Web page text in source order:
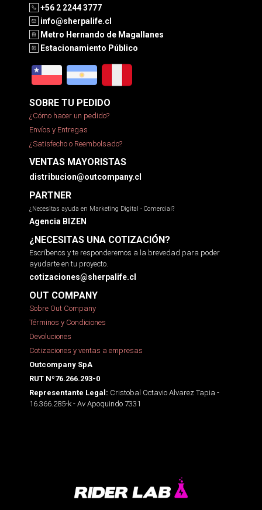
+56 2 2244 3777
info@sherpalife.cl
Metro Hernando de Magallanes
Estacionamiento Público
SOBRE TU PEDIDO
¿Cómo hacer un pedido?
Envíos y Entregas
¿Satisfecho o Reembolsado?
VENTAS MAYORISTAS
distribucion@outcompany.cl
PARTNER
¿Necesitas ayuda en Marketing Digital - Comercial?
Agencia BIZEN
¿NECESITAS UNA COTIZACIÓN?
Escríbenos y te responderemos a la brevedad para poder
ayudarte en tu proyecto.
cotizaciones@sherpalife.cl
OUT COMPANY
Sobre Out Company
Términos y Condiciones
Devoluciones
Cotizaciones y ventas a empresas
Outcompany SpA
RUT Nº76.266.293-0
Representante Legal: Cristobal Octavio Alvarez Tapia -
16.366.285-k - Av Apoquindo 7331